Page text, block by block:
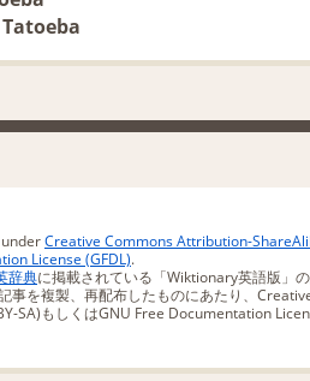
Tatoeba
Creative Commons Attribution-
License (GFDL).
辞典に掲載されている「Wiktionary英語版」
事を複製、再配布したものにあたり、
SA)もしくはGNU Free Documentation